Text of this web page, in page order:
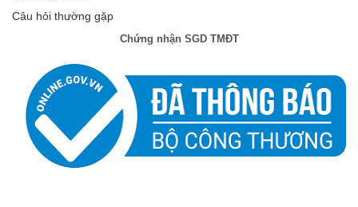
Câu hỏi thường gặp
Chứng nhận SGD TMĐT